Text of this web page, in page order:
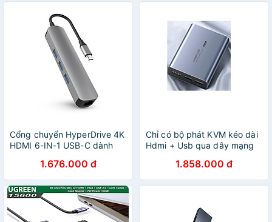
Cổng chuyển HyperDrive 4K
HDMI 6-IN-1 USB-C dành
Chromebook/ PC và USB-C
Devices
1.676.000 đ
Chỉ có bộ phát KVM kéo dài
Hdmi + Usb qua dây mạng
60323 CM291 Hàng chính
hãng
1.858.000 đ